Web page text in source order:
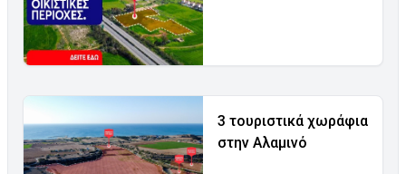
3 τουριστικά χωράφια
στην Αλαμινό